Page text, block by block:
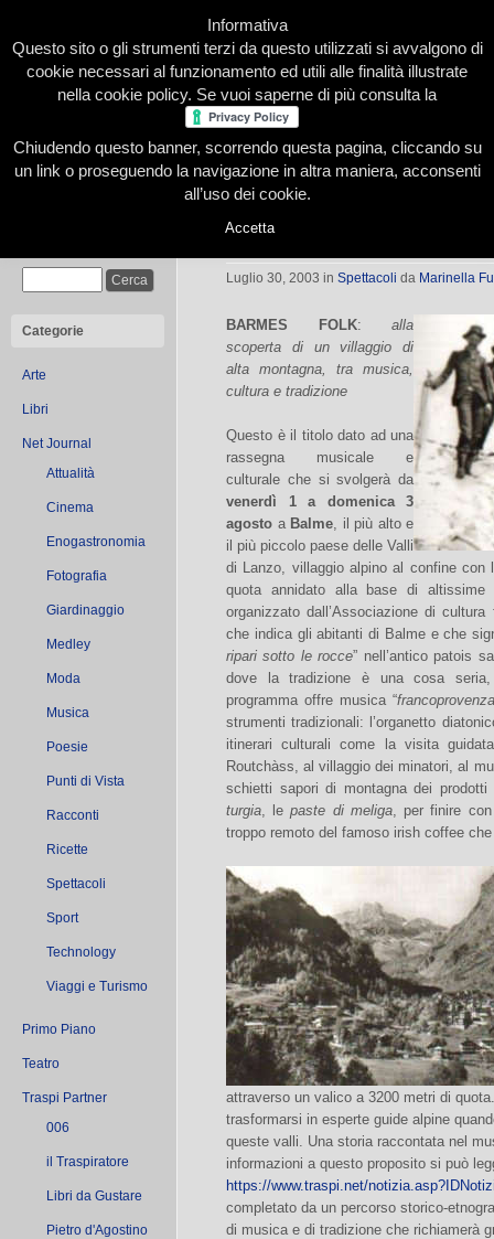
Home Presentazione Redazione Le nostre firme
Categorie
Arte
Libri
Net Journal
Attualità
Cinema
Enogastronomia
Fotografia
Giardinaggio
Medley
Moda
Musica
Poesie
Punti di Vista
Racconti
Ricette
Spettacoli
Sport
Technology
Viaggi e Turismo
Primo Piano
Teatro
Traspi Partner
006
il Traspiratore
Libri da Gustare
Pietro d'Agostino
Barmes Folk
Luglio 30, 2003 in Spettacoli da Marinella
BARMES FOLK:alla
scoperta di un villaggio di
alta montagna, tra musica,
cultura e tradizione
Questo è il titolo dato ad una
rassegna musicale e
culturale che si svolgerà da
venerdì 1 a domenica 3
agosto a Balme, il più alto e
il più piccolo paese delle Valli
di Lanzo, villaggio alpino al confine
quota annidato alla base di
organizzato dall’Associazione di cultura
che indica gli abitanti di Balme e che
ripari sotto le rocce” nell’antico patois
dove la tradizione è una cosa
programma offre musica “
strumenti tradizionali: l’organetto
itinerari culturali come la visita
Routchàss, al villaggio dei minatori, al
schietti sapori di montagna dei
turgia, lepaste di meliga, per finire
troppo remoto del famoso irish coffee
attraverso un valico a 3200 metri di
trasformarsi in esperte guide alpine
queste valli. Una storia raccontata nel
informazioni a questo proposito si può
https://www.traspi.net/
completato da un percorso storico-
di musica e di tradizione che richiamerà
Informativa
Questo sito o gli strumenti terzi da questo utilizzati si avvalgono di
cookie necessari al funzionamento ed utili alle finalità illustrate
nella cookie policy. Se vuoi saperne di più consulta la
Chiudendo questo banner, scorrendo questa pagina, cliccando su
un link o proseguendo la navigazione in altra maniera, acconsenti
all’uso dei cookie.
Accetta